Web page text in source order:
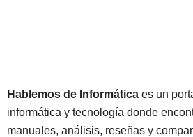
Hablemos de Informática es un
informática y tecnología donde
manuales, análisis, reseñas y